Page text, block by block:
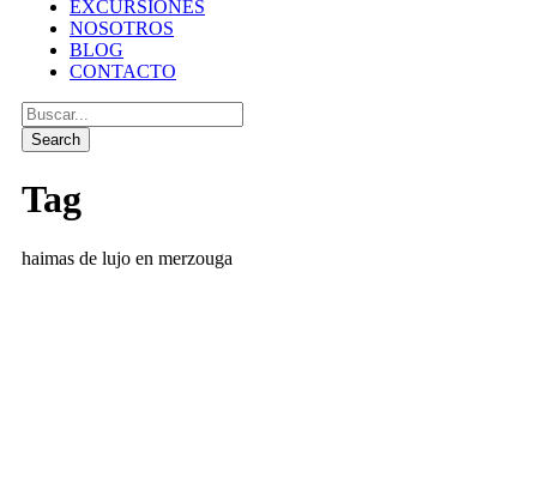
EXCURSIONES
NOSOTROS
BLOG
CONTACTO
Tag
haimas de lujo en merzouga